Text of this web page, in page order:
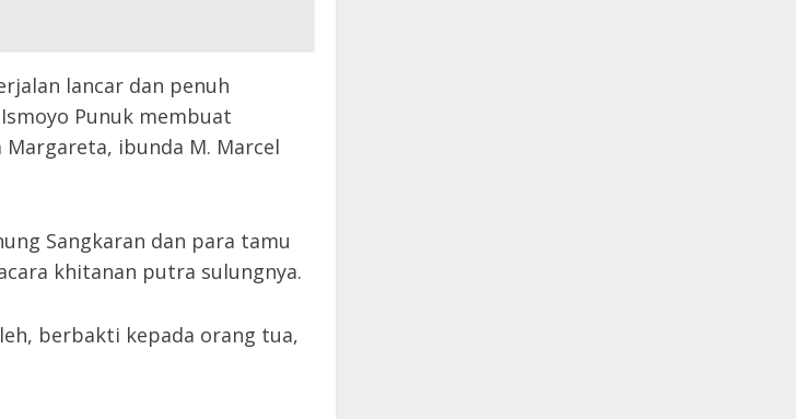
lancar dan penuh
Punuk membuat
ibunda M. Marcel
Sangkaran dan para tamu
khitanan putra sulungnya.
berbakti kepada orang tua,